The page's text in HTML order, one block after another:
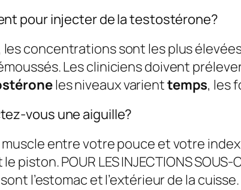
pour injecter de la testostérone?
concentrations sont les plus
Les cliniciens doivent
les niveaux varienttemps, les
vous une aiguille?
muscle entre votre pouce et votre
piston. POUR LES INJECTIONS
l’estomac et l’extérieur de la cuisse.